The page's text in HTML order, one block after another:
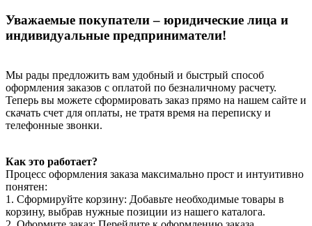
Уважаемые покупатели – юридические лица и
индивидуальные предприниматели!
Мы рады предложить вам удобный и быстрый способ
оформления заказов с оплатой по безналичному расчету.
Теперь вы можете сформировать заказ прямо на нашем сайте и
скачать счет для оплаты, не тратя время на переписку и
телефонные звонки.
Как это работает?
Процесс оформления заказа максимально прост и интуитивно
понятен:
1. Сформируйте корзину: Добавьте необходимые товары в
корзину, выбрав нужные позиции из нашего каталога.